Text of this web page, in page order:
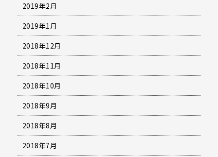
2019年2月
2019年1月
2018年12月
2018年11月
2018年10月
2018年9月
2018年8月
2018年7月